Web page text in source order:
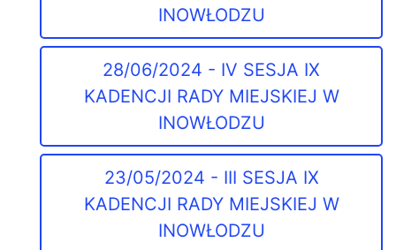
INOWŁODZU
28/06/2024 - IV SESJA IX
KADENCJI RADY MIEJSKIEJ W
INOWŁODZU
23/05/2024 - III SESJA IX
KADENCJI RADY MIEJSKIEJ W
INOWŁODZU